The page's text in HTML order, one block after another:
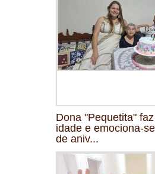
Dona "Pequetita"
idade e emociona-
de aniv...